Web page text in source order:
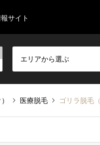
サイト
エリアから選ぶ
医療脱毛 ゴリラ脱毛